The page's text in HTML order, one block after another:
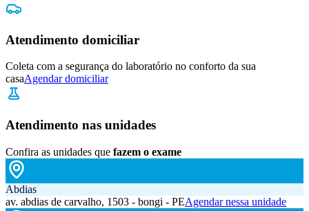
Atendimento domiciliar
Coleta com a segurança do laboratório no conforto da sua
casaAgendar domiciliar
Atendimento nas unidades
Confira as unidades que fazem o exame
Abdias
av. abdias de carvalho, 1503 - bongi - PEAgendar nessa unidade